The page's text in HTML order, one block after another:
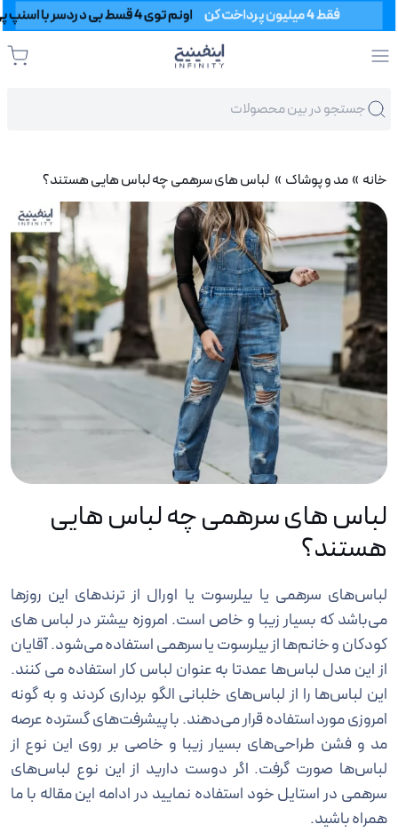
خانه » مد و پوشاک » لباس های سرهمی چه لباس هایی هستند؟
لباس های سرهمی چه لباس هایی
هستند؟
لباس‌های سرهمی یا بیلرسوت یا اورال از ترند‌‌‌‌‌‌های این روز‌ها
می‌باشد که بسیار زیبا و خاص است. امروزه بیشتر در لباس های
کودکان و خانم‌ها از بیلرسوت یا سرهمی استفاده می‌شود. آقایان
از این مدل لباس‌ها عمدتا به عنوان لباس کار استفاده می کنند.
این لباس‌ها را از لباس‌های خلبانی الگو برداری کردند و به گونه
امروزی مورد استفاده قرار می‌دهند. با پیشرفت‌های گسترده عرصه
مد و فشن طراحی‌های بسیار زیبا و خاصی بر روی این نوع از
لباس‌ها صورت گرفت. اگر دوست دارید از این نوع لباس‌های
سرهمی در استایل خود استفاده نمایید در ادامه این مقاله با ما
همراه باشید.